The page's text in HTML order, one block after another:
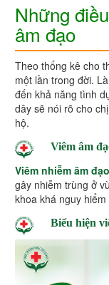
Những
âm đạo
Theo thống kê cho
một lần trong đời.
đến khả năng tình
dây sẽ nói rõ cho
hộ.
Viêm âm
Viêm nhiễm âm đạo
gây nhiễm trùng ở
khoa khá nguy
Biểu hiện